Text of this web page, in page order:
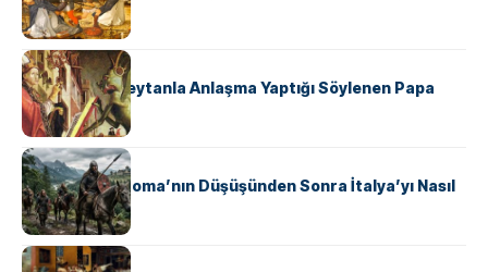
KÜLTÜR
II. Silvester: Şeytanla Anlaşma Yaptığı Söylenen Papa
KÜLTÜR
Ostrogotlar Roma’nın Düşüşünden Sonra İtalya’yı Nasıl
Ele Geçirdi?
KÜLTÜR